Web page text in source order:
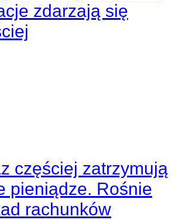
zdarzają się
częściej zatrzymują
pieniądze. Rośnie
rachunków